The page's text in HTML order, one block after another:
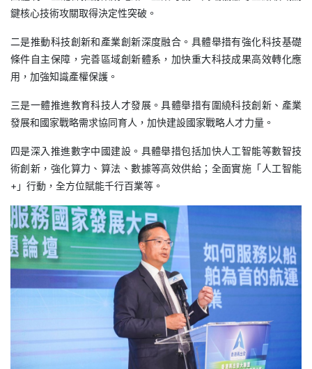
鍵核心技術攻關取得決定性突破。
二是推動科技創新和產業創新深度融合。具體舉措有強化科技基礎
條件自主保障，完善區域創新體系，加快重大科技成果高效轉化應
用，加強知識產權保護。
三是一體推進教育科技人才發展。具體舉措有圍繞科技創新、產業
發展和國家戰略需求協同育人，加快建設國家戰略人才力量。
四是深入推進數字中國建設。具體舉措包括加快人工智能等數智技
術創新，強化算力、算法、數據等高效供給；全面實施「人工智能
+」行動，全方位賦能千行百業等。